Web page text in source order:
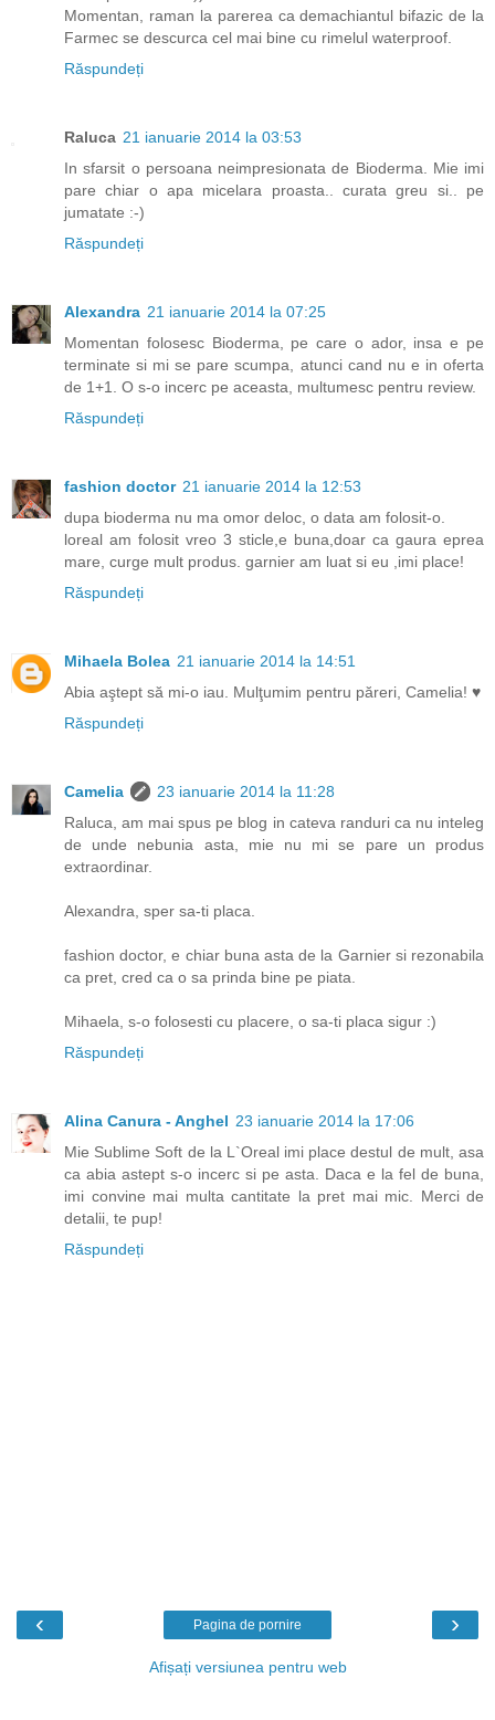
Momentan, raman la parerea ca demachiantul bifazic de la
Farmec se descurca cel mai bine cu rimelul waterproof.
Răspundeți
Raluca 21 ianuarie 2014 la 03:53
In sfarsit o persoana neimpresionata de Bioderma. Mie imi
pare chiar o apa micelara proasta.. curata greu si.. pe
jumatate :-)
Răspundeți
Alexandra 21 ianuarie 2014 la 07:25
Momentan folosesc Bioderma, pe care o ador, insa e pe
terminate si mi se pare scumpa, atunci cand nu e in oferta
de 1+1. O s-o incerc pe aceasta, multumesc pentru review.
Răspundeți
fashion doctor 21 ianuarie 2014 la 12:53
dupa bioderma nu ma omor deloc, o data am folosit-o.
loreal am folosit vreo 3 sticle,e buna,doar ca gaura eprea
mare, curge mult produs. garnier am luat si eu ,imi place!
Răspundeți
Mihaela Bolea 21 ianuarie 2014 la 14:51
Abia aştept să mi-o iau. Mulţumim pentru păreri, Camelia! ♥
Răspundeți
Camelia
23 ianuarie 2014 la 11:28
Raluca, am mai spus pe blog in cateva randuri ca nu inteleg
de unde nebunia asta, mie nu mi se pare un produs
extraordinar.
Alexandra, sper sa-ti placa.
fashion doctor, e chiar buna asta de la Garnier si rezonabila
ca pret, cred ca o sa prinda bine pe piata.
Mihaela, s-o folosesti cu placere, o sa-ti placa sigur :)
Răspundeți
Alina Canura - Anghel 23 ianuarie 2014 la 17:06
Mie Sublime Soft de la L`Oreal imi place destul de mult, asa
ca abia astept s-o incerc si pe asta. Daca e la fel de buna,
imi convine mai multa cantitate la pret mai mic. Merci de
detalii, te pup!
Răspundeți
‹ ›
Pagina de pornire
Afișați versiunea pentru web